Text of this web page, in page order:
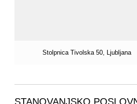
Stolpnica Tivolska 50, Ljubljana
STANOVANJSKO